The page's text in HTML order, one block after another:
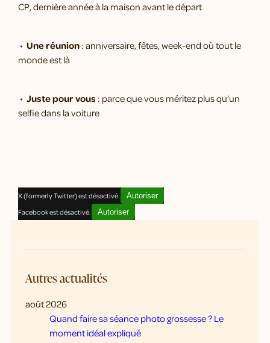
CP, dernière année à la maison avant le départ
• Une réunion : anniversaire, fêtes, week-end où tout le
monde est là
• Juste pour vous : parce que vous méritez plus qu’un
selfie dans la voiture
X (formerly Twitter) est désactivé.
Autoriser
Facebook est désactivé.
Autoriser
Autres actualités
août 2026
Quand faire sa séance photo grossesse ? Le
moment idéal expliqué